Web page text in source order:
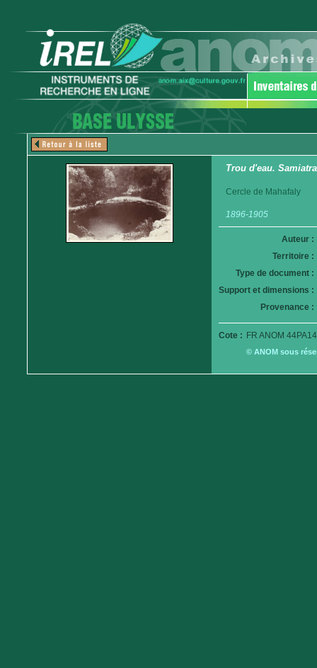
Trou d'eau. Samiatra
Cercle de Mahafaly
1896-1905
Auteur :
Territoire :
Type de document :
Support et dimensions :
Provenance :
Cote : FR ANOM
© ANOM sous